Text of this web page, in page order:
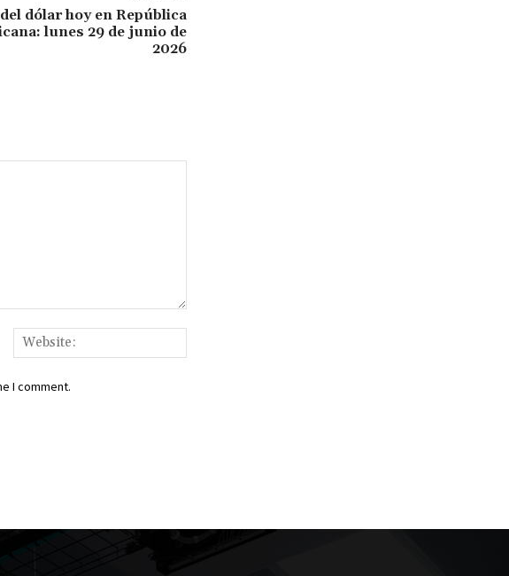
dólar hoy en República
lunes 29 de junio de
2026
Email:*
I comment.